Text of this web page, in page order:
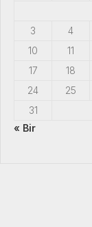
3
4
10
11
17
18
24
25
31
« Bir